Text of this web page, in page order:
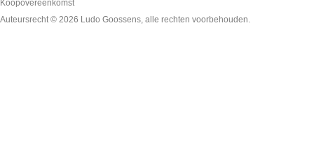
Koopovereenkomst
Auteursrecht © 2026 Ludo Goossens, alle rechten voorbehouden.